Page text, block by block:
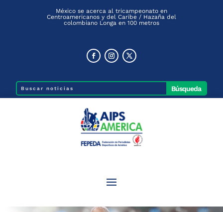
México se acerca al tricampeonato en
Centroamericanos y del Caribe / Hazaña del
colombiano Longa en 100 metros